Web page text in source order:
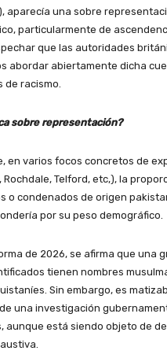
aparecía una sobre
particularmente de
que las autoridades
abordar abiertamente dicha
de racismo.
sobre representación?
en varios focos concretos de
Rochdale, Telford, etc,), la
o condenados de origen
por su peso demográfico.
de 2026, se afirma que una
tienen nombres
Sin embargo, es
una investigación
aunque está siendo objeto de